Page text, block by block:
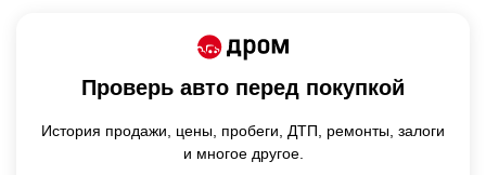
Проверь авто перед покупкой
История продажи, цены, пробеги, ДТП, ремонты, залоги
и многое другое.